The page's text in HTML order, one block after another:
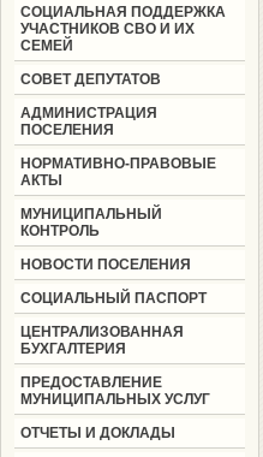
СОЦИАЛЬНАЯ ПОДДЕРЖКА
УЧАСТНИКОВ СВО И ИХ
СЕМЕЙ
СОВЕТ ДЕПУТАТОВ
АДМИНИСТРАЦИЯ
ПОСЕЛЕНИЯ
НОРМАТИВНО-ПРАВОВЫЕ
АКТЫ
МУНИЦИПАЛЬНЫЙ
КОНТРОЛЬ
НОВОСТИ ПОСЕЛЕНИЯ
СОЦИАЛЬНЫЙ ПАСПОРТ
ЦЕНТРАЛИЗОВАННАЯ
БУХГАЛТЕРИЯ
ПРЕДОСТАВЛЕНИЕ
МУНИЦИПАЛЬНЫХ УСЛУГ
ОТЧЕТЫ И ДОКЛАДЫ